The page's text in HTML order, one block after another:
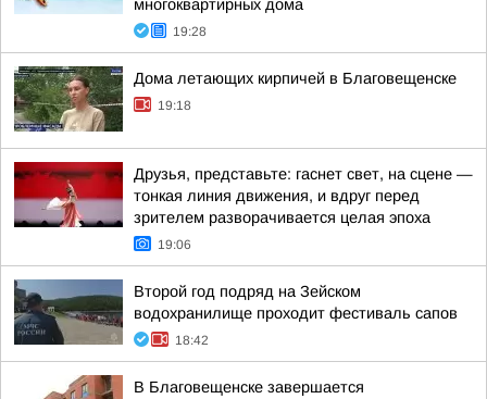
многоквартирных дома
19:28
Дома летающих кирпичей в Благовещенске
19:18
Друзья, представьте: гаснет свет, на сцене —
тонкая линия движения, и вдруг перед
зрителем разворачивается целая эпоха
19:06
Второй год подряд на Зейском
водохранилище проходит фестиваль сапов
18:42
В Благовещенске завершается